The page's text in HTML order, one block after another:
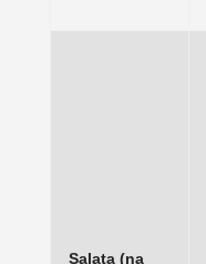
Salata (na